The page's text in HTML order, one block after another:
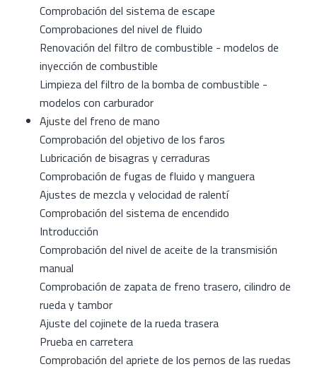
Comprobación del sistema de escape
Comprobaciones del nivel de fluido
Renovación del filtro de combustible - modelos de
inyección de combustible
Limpieza del filtro de la bomba de combustible -
modelos con carburador
Ajuste del freno de mano
Comprobación del objetivo de los faros
Lubricación de bisagras y cerraduras
Comprobación de fugas de fluido y manguera
Ajustes de mezcla y velocidad de ralentí
Comprobación del sistema de encendido
Introducción
Comprobación del nivel de aceite de la transmisión
manual
Comprobación de zapata de freno trasero, cilindro de
rueda y tambor
Ajuste del cojinete de la rueda trasera
Prueba en carretera
Comprobación del apriete de los pernos de las ruedas